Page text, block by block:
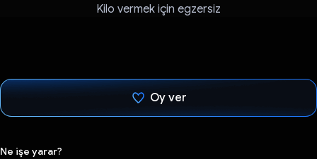
Kilo vermek için egzersiz
Oy ver
Ne işe yarar?